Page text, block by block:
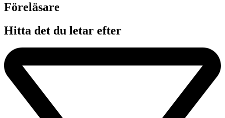
Föreläsare​
Hitta det du letar efter​